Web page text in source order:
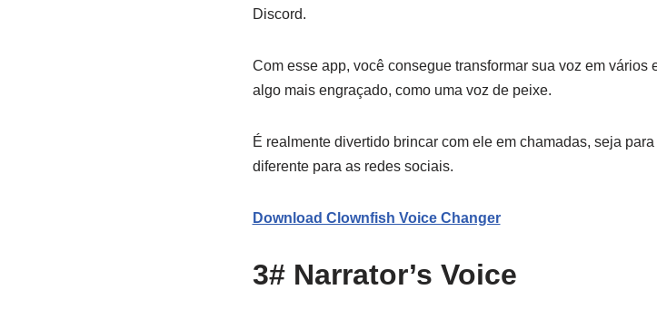
Discord.
Com esse app, você consegue transformar sua voz em
algo mais engraçado, como uma voz de peixe.
É realmente divertido brincar com ele em chamadas, seja
diferente para as redes sociais.
Download Clownfish Voice Changer
3# Narrator’s Voice